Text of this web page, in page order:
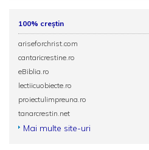
100% creștin
ariseforchrist.com
cantaricrestine.ro
eBiblia.ro
lectiicuobiecte.ro
proiectulimpreuna.ro
tanarcrestin.net
Mai multe site-uri